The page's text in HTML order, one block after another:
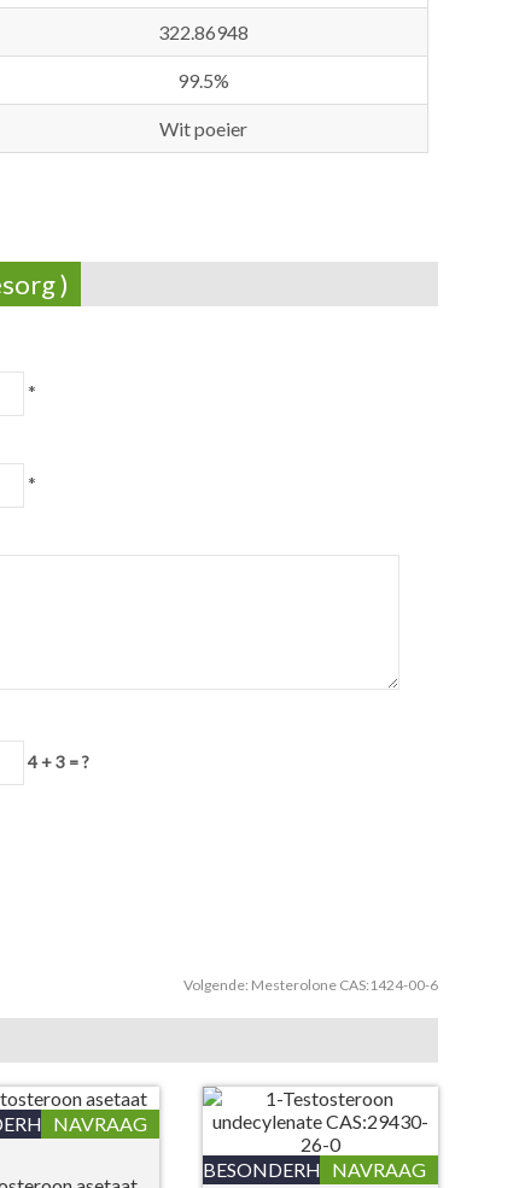
322.86948
99.5%
Wit poeier
)
*
*
4 + 3 = ?
Volgende: Mesterolone CAS:1424-00-6
NAVRAAG
BESONDERHEDENAVRAAG